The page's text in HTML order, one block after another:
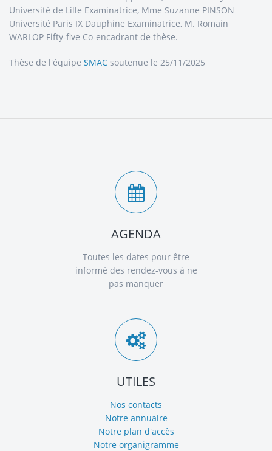
Université de Lille Examinatrice, Mme Suzanne PINSON
Université Paris IX Dauphine Examinatrice, M. Romain
WARLOP Fifty-five Co-encadrant de thèse.
Thèse de l'équipe SMAC soutenue le 25/11/2025
AGENDA
Toutes les dates pour être
informé des rendez-vous à ne
pas manquer
UTILES
Nos contacts
Notre annuaire
Notre plan d'accès
Notre organigramme